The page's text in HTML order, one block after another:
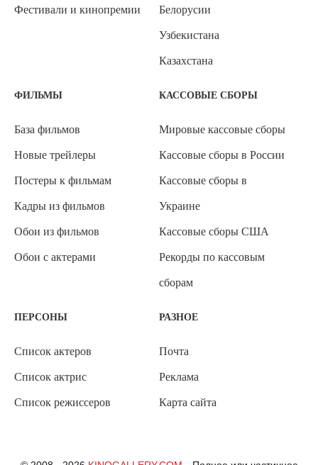
Фестивали и кинопремии Белорусии
Узбекистана
Казахстана
ФИЛЬМЫ
База фильмов
Новые трейлеры
Постеры к фильмам
Кадры из фильмов
Обои из фильмов
Обои с актерами
КАССОВЫЕ СБОРЫ
Мировые кассовые сборы
Кассовые сборы в России
Кассовые сборы в
Украине
Кассовые сборы США
Рекорды по кассовым
сборам
ПЕРСОНЫ
Список актеров
Список актрис
Список режиссеров
РАЗНОЕ
Почта
Реклама
Карта сайта